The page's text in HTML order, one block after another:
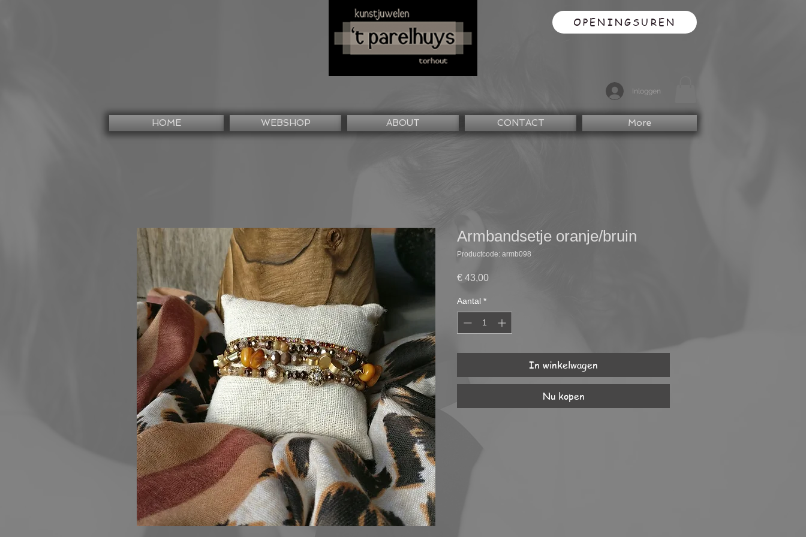
OPENINGSUREN
Inloggen
HOME WEBSHOP ABOUT CONTACT More
Armbandsetje oranje/bruin
Productcode: armb098
€ 43,00Prijs
Aantal *
In winkelwagen
Nu kopen